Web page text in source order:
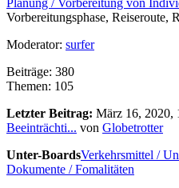
Vorbereitungsphase, Reiseroute,
Moderator: surfer
Beiträge: 380
Themen: 105
Letzter Beitrag: März 16, 2020,
Beeinträchti... von Globetrotter
Unter-BoardsVerkehrsmittel /
Dokumente / Fomalitäten